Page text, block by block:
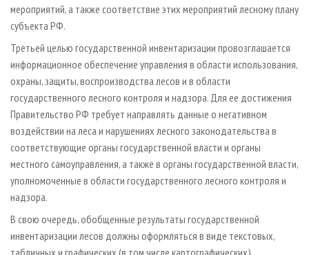
мероприятий, а также соответствие этих мероприятий лесному плану
субъекта РФ.
Третьей целью государственной инвентаризации провозглашается
информационное обеспечение управления в области использования,
охраны, защиты, воспроизводства лесов и в области
государственного лесного контроля и надзора. Для ее достижения
Правительство РФ требует направлять данные о негативном
воздействии на леса и нарушениях лесного законодательства в
соответствующие органы государственной власти и органы
местного самоуправления, а также в органы государственной власти,
уполномоченные в области государственного лесного контроля и
надзора.
В свою очередь, обобщенные результаты государственной
инвентаризации лесов должны оформляться в виде текстовых,
табличных и графических (в том числе картографических)